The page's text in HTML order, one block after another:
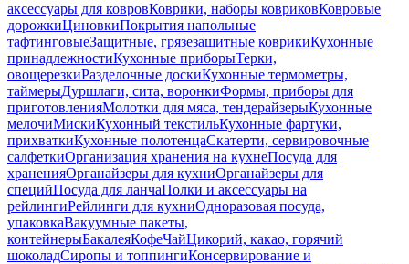
аксессуары для ковровКоврики, наборы ковриковКовровые
дорожкиЦиновкиПокрытия напольные
тафтинговыеЗащитные, грязезащитные коврикиКухонные
принадлежностиКухонные приборыТерки,
овощерезкиРазделочные доскиКухонные термометры,
таймерыДуршлаги, сита, воронкиФормы, приборы для
приготовленияМолотки для мяса, тендерайзерыКухонные
мелочиМискиКухонный текстильКухонные фартуки,
прихваткиКухонные полотенцаСкатерти, сервировочные
салфеткиОрганизация хранения на кухнеПосуда для
храненияОрганайзеры для кухниОрганайзеры для
специйПосуда для ланчаПолки и аксессуары на
рейлингиРейлинги для кухниОдноразовая посуда,
упаковкаВакуумные пакеты,
контейнерыБакалеяКофеЧайЦикорий, какао, горячий
шоколадСиропы и топпингиКонсервирование и